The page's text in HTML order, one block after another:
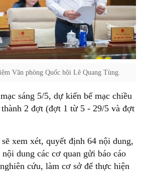
Văn phòng Quốc hội Lê Quang Tùng.
sáng 5/5, dự kiến bế mạc chiều
2 đợt (đợt 1 từ 5 - 29/5 và đợt
xem xét, quyết định 64 nội dung,
dung các cơ quan gửi báo cáo
cứu, làm cơ sở để thực hiện